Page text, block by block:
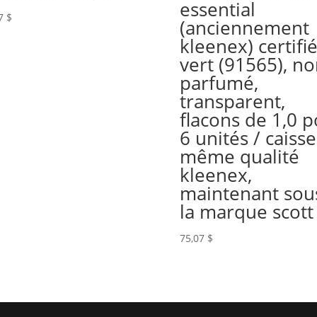
$ essential
(anciennement
kleenex) certifié
vert (91565),
parfumé,
transparent,
flacons de 1,0
6 unités /
même qualité
kleenex,
maintenant
la marque scott
75,07 $